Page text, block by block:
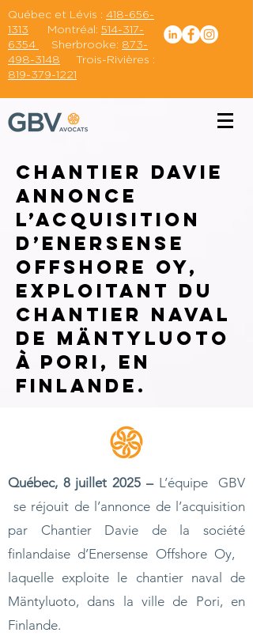
Québec et Lévis : 418-656-
1313 Montréal: 514-317-
6354
Sherbrooke: 873-
498-3148 Trois-Rivières :
819-379-1221
Chantier Davie
annonce
l’acquisition
d’Enersense
Offshore Oy,
exploitant du
chantier naval
de Mäntyluoto
à Pori, en
Finlande.
Québec, 8 juillet 2025 – L’équipe GBV
se réjouit de l’annonce de l’acquisition
par Chantier Davie de la société
finlandaise d’Enersense Offshore Oy,
laquelle exploite le chantier naval de
Mäntyluoto, dans la ville de Pori, en
Finlande.